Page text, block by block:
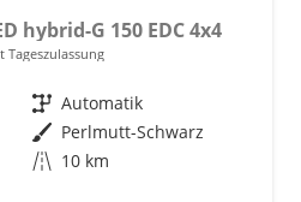
hybrid-G 150 EDC 4x4
Tageszulassung
Getriebe Automatik
Außenfarbe Perlmutt-Schwarz
Kilometerstand 10 km